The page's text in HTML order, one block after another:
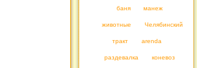
баня манеж
животные Челябинский
тракт arenda
раздевалка коневоз